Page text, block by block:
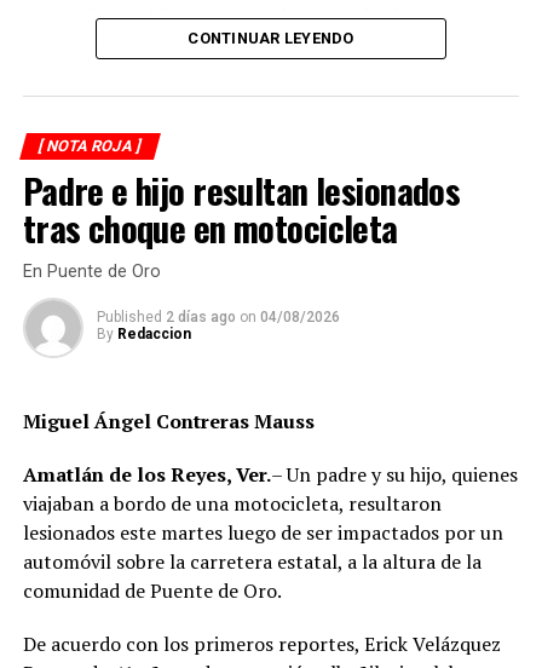
corresponde únicamente a seis de ellos. Hasta el
momento, las autoridades no han informado la situación
jurídica del séptimo implicado.
El caso evidenció presuntas irregularidades dentro de la
corporación policiaca y motivó la intervención de
autoridades estatales y federales, en un contexto de
reforzamiento de las investigaciones contra servidores
públicos relacionados con actividades ilícitas en la
La sentencia representa uno de los primeros fallos
relacionados con la posesión de droga y el
públicos.
para sofocar el fuego, logrando controlar la emergencia
tras varios minutos de trabajo.
Como resultado del siniestro, dos camionetas quedaron
con daños totales a consecuencia de las llamas. No se
reportaron personas lesionadas ni fue necesario evacuar
la zona.
Las autoridades realizaron una inspección en el
deshuesadero para descartar riesgos adicionales y
determinar las posibles causas que originaron el
incendio.
provocado por una falla mecánica, un cortocircuito o
algún otro factor, por lo que serán las investigaciones
correspondientes las que determinen el origen del
siniestro.
CONTINUAR LEYENDO
[ NOTA ROJA ]
Padre e hijo resultan lesionados
tras choque en motocicleta
En Puente de Oro
Published 2 días ago on 04/08/2026
By Redaccion
Miguel Ángel Contreras Mauss
Amatlán de los Reyes, Ver.– Un padre y su hijo, quienes
viajaban a bordo de una motocicleta, resultaron
lesionados este martes luego de ser impactados por un
automóvil sobre la carretera estatal, a la altura de la
comunidad de Puente de Oro.
De acuerdo con los primeros reportes, Erick Velázquez